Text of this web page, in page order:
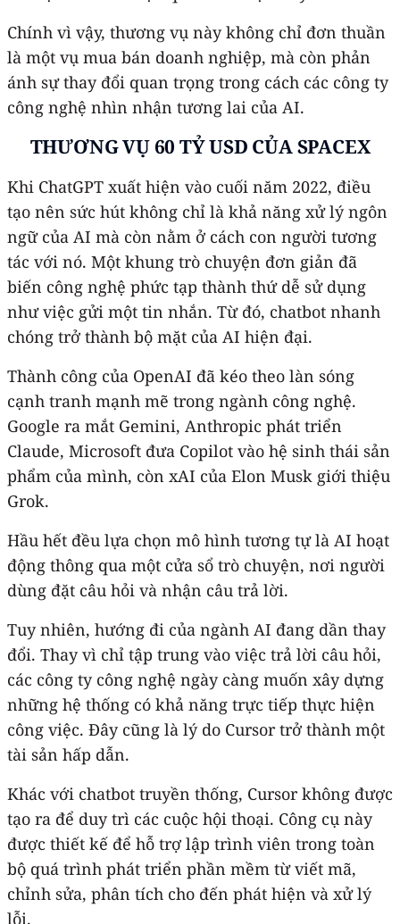
Chính vì vậy, thương vụ này không chỉ đơn thuần
là một vụ mua bán doanh nghiệp, mà còn phản
ánh sự thay đổi quan trọng trong cách các công ty
công nghệ nhìn nhận tương lai của AI.
THƯƠNG VỤ 60 TỶ USD CỦA SPACEX
Khi ChatGPT xuất hiện vào cuối năm 2022, điều
tạo nên sức hút không chỉ là khả năng xử lý ngôn
ngữ của AI mà còn nằm ở cách con người tương
tác với nó. Một khung trò chuyện đơn giản đã
biến công nghệ phức tạp thành thứ dễ sử dụng
như việc gửi một tin nhắn. Từ đó, chatbot nhanh
chóng trở thành bộ mặt của AI hiện đại.
Thành công của OpenAI đã kéo theo làn sóng
cạnh tranh mạnh mẽ trong ngành công nghệ.
Google ra mắt Gemini, Anthropic phát triển
Claude, Microsoft đưa Copilot vào hệ sinh thái sản
phẩm của mình, còn xAI của Elon Musk giới thiệu
Grok.
Hầu hết đều lựa chọn mô hình tương tự là AI hoạt
động thông qua một cửa sổ trò chuyện, nơi người
dùng đặt câu hỏi và nhận câu trả lời.
Tuy nhiên, hướng đi của ngành AI đang dần thay
đổi. Thay vì chỉ tập trung vào việc trả lời câu hỏi,
các công ty công nghệ ngày càng muốn xây dựng
những hệ thống có khả năng trực tiếp thực hiện
công việc. Đây cũng là lý do Cursor trở thành một
tài sản hấp dẫn.
Khác với chatbot truyền thống, Cursor không được
tạo ra để duy trì các cuộc hội thoại. Công cụ này
được thiết kế để hỗ trợ lập trình viên trong toàn
bộ quá trình phát triển phần mềm từ viết mã,
chỉnh sửa, phân tích cho đến phát hiện và xử lý
lỗi.